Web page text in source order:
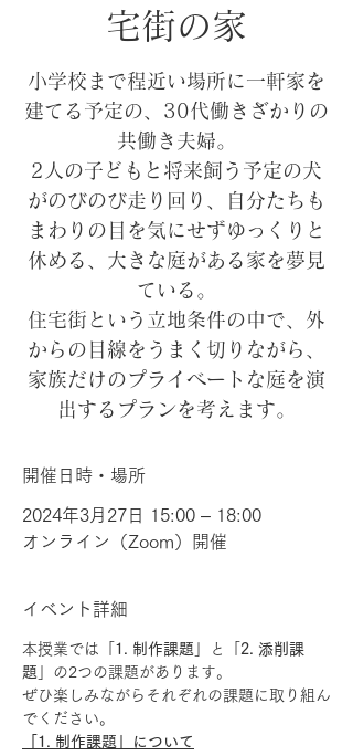
宅街の家
小学校まで程近い場所に一軒家を
建てる予定の、30代働きざかりの
共働き夫婦。
2人の子どもと将来飼う予定の犬
がのびのび走り回り、自分たちも
まわりの目を気にせずゆっくりと
休める、大きな庭がある家を夢見
ている。
住宅街という立地条件の中で、外
からの目線をうまく切りながら、
家族だけのプライベートな庭を演
出するプランを考えます。
開催日時・場所
2024年3月27日 15:00 – 18:00
オンライン（Zoom）開催
イベント詳細
本授業では「 1. 制作課題 」と「 2. 添削課
題 」の2つの課題があります。
ぜひ楽しみながらそれぞれの課題に取り組ん
でください。
「1. 制作課題」について